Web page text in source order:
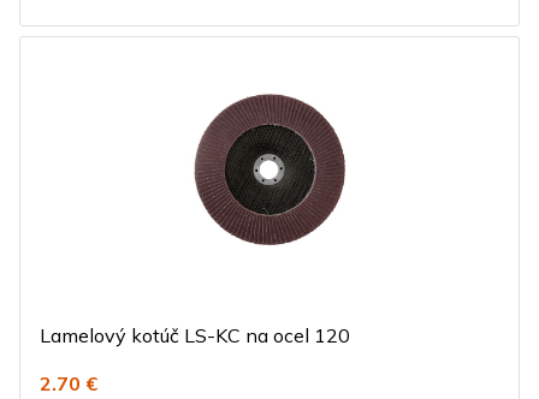
Lamelový kotúč LS-KC na ocel 120
2.70 €